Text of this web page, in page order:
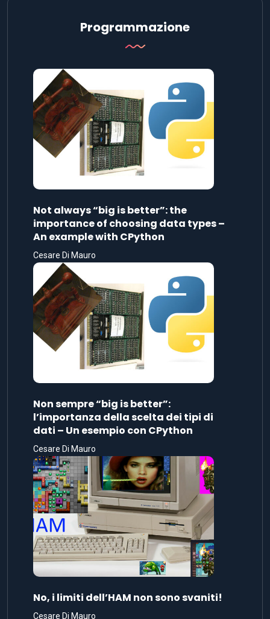
Programmazione
Not always “big is better”: the
importance of choosing data types –
An example with CPython
Cesare Di Mauro
Non sempre “big is better”:
l’importanza della scelta dei tipi di
dati – Un esempio con CPython
Cesare Di Mauro
No, i limiti dell’HAM non sono svaniti!
Cesare Di Mauro